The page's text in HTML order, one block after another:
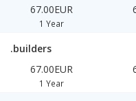
67.00EUR
1 Year
.builders
67.00EUR
1 Year